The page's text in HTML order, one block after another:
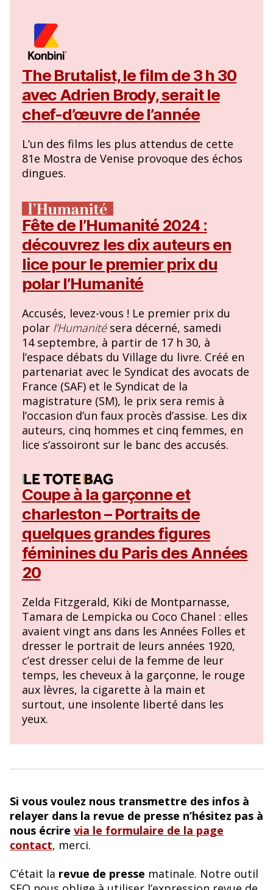
The Brutalist, le film de 3 h 30
avec Adrien Brody, serait le
chef-d’œuvre de l’année
L’un des films les plus attendus de cette
81e Mostra de Venise provoque des échos
dingues.
Fête de l’Humanité 2024 :
découvrez les dix auteurs en
lice pour le premier prix du
polar l’Humanité
Accusés, levez-vous ! Le premier prix du
polarl’Humanitésera décerné, samedi
14 septembre, à partir de 17 h 30, à
l’espace débats du Village du livre. Créé en
partenariat avec le Syndicat des avocats de
France (SAF) et le Syndicat de la
magistrature (SM), le prix sera remis à
l’occasion d’un faux procès d’assise. Les dix
auteurs, cinq hommes et cinq femmes, en
lice s’assoiront sur le banc des accusés.
Coupe à la garçonne et
charleston – Portraits de
quelques grandes figures
féminines du Paris des Années
20
Zelda Fitzgerald, Kiki de Montparnasse,
Tamara de Lempicka ou Coco Chanel : elles
avaient vingt ans dans les Années Folles et
dresser le portrait de leurs années 1920,
c’est dresser celui de la femme de leur
temps, les cheveux à la garçonne, le rouge
aux lèvres, la cigarette à la main et
surtout, une insolente liberté dans les
yeux.
Si vous voulez nous transmettre des infos à
relayer dans la revue de presse n’hésitez pas à
nous écrire via le formulaire de la page
contact, merci.
C’était la revue de presse matinale. Notre outil